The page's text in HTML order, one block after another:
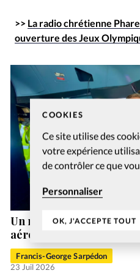
COOKIES
Ce site utilise des
votre expérience
de contrôler ce que
Personnaliser
OK, J'ACCEPTE TOUT
>> La radio chrétienne
ouverture des Jeux
Un nouveau directeur
aéronautique chrétienne
Francis-George Sarpédon
23 Juil 2026